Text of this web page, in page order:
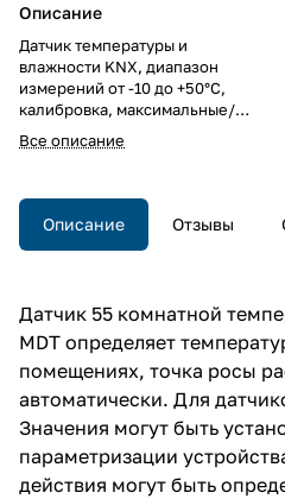
Описание
Датчик температуры и
влажности KNX, диапазон
измерений от -10 до +50°C,
калибровка, максимальные/
минимальные значения,
тревоги, текстовые сообщения,
55x55 мм, белый глянцевый
Все описание
Описание Отзывы
Датчик 55 комнатной
MDT определяет
помещениях, точка росы
автоматически. Для
Значения могут быть
параметризации
действия могут быть